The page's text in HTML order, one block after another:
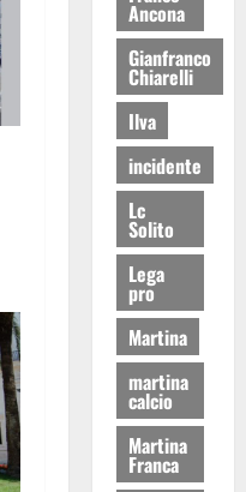
Ancona
Gianfranco
Chiarelli
Ilva
incidente
Lc
Solito
Lega
pro
Martina
martina
calcio
Martina
Franca